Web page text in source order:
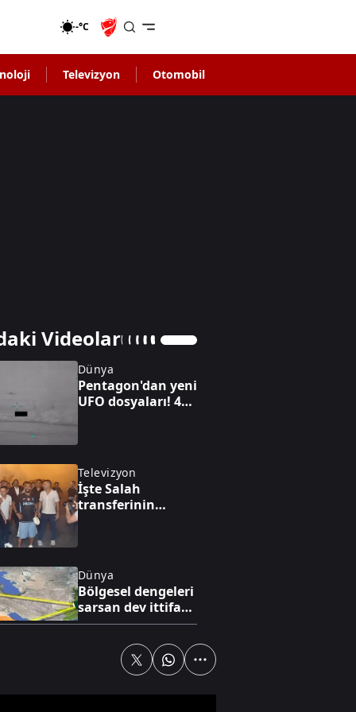
-°C
Televizyon Otomobil
Videolar
Dünya
Pentagon'dan yeni
UFO dosyaları! 41
Televizyon
İşte Salah
transferinin
Dünya
Bölgesel dengeleri
sarsan dev ittifak!
Mekke paktı yeni
Tek dijital çatı